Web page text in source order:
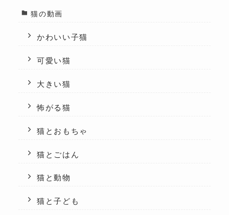
猫の動画
かわいい子猫
可愛い猫
大きい猫
怖がる猫
猫とおもちゃ
猫とごはん
猫と動物
猫と子ども